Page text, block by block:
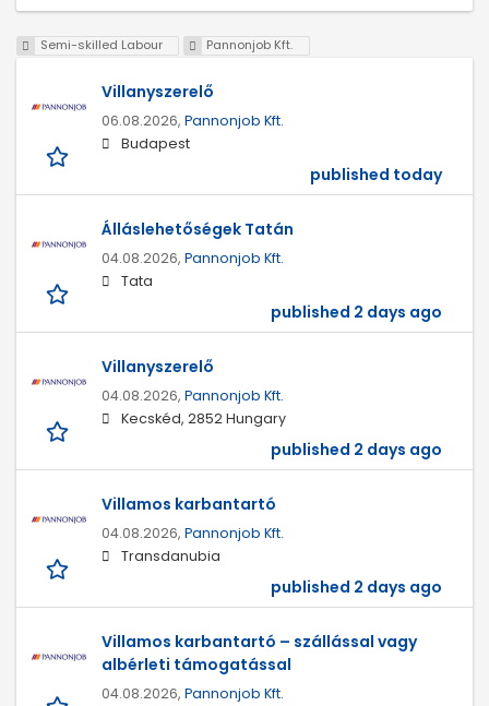
Semi-skilled Labour Pannonjob Kft.
Villanyszerelő
06.08.2026, Pannonjob Kft.
Budapest
published today
Álláslehetőségek Tatán
04.08.2026, Pannonjob Kft.
Tata
published 2 days ago
Villanyszerelő
04.08.2026, Pannonjob Kft.
Kecskéd, 2852 Hungary
published 2 days ago
Villamos karbantartó
04.08.2026, Pannonjob Kft.
Transdanubia
published 2 days ago
Villamos karbantartó – szállással vagy
albérleti támogatással
04.08.2026, Pannonjob Kft.